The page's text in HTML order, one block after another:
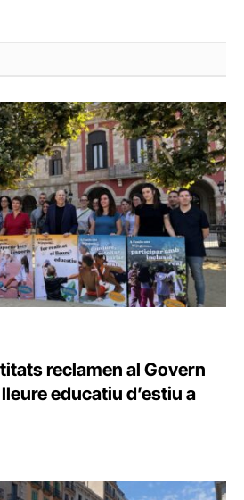
reclamen al Govern
educatiu d’estiu a